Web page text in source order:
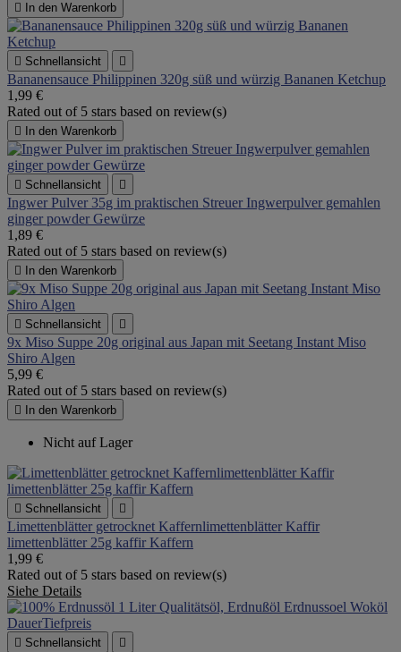
 In den Warenkorb
 Schnellansicht 
Bananensauce Philippinen 320g süß und würzig Bananen Ketchup
1,99 €
Rated out of 5 stars based on review(s)
 In den Warenkorb
 Schnellansicht 
Ingwer Pulver 35g im praktischen Streuer Ingwerpulver gemahlen
ginger powder Gewürze
1,89 €
Rated out of 5 stars based on review(s)
 In den Warenkorb
 Schnellansicht 
9x Miso Suppe 20g original aus Japan mit Seetang Instant Miso
Shiro Algen
5,99 €
Rated out of 5 stars based on review(s)
 In den Warenkorb
Nicht auf Lager
 Schnellansicht 
Limettenblätter getrocknet Kaffernlimettenblätter Kaffir
limettenblätter 25g kaffir Kaffern
1,99 €
Rated out of 5 stars based on review(s)
Siehe Details
 Schnellansicht 